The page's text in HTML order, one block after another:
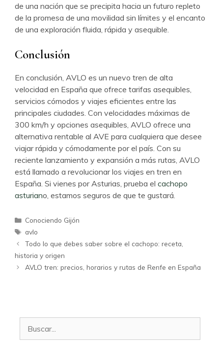
de una nación que se precipita hacia un futuro repleto
de la promesa de una movilidad sin límites y el encanto
de una exploración fluida, rápida y asequible.
Conclusión
En conclusión, AVLO es un nuevo tren de alta
velocidad en España que ofrece tarifas asequibles,
servicios cómodos y viajes eficientes entre las
principales ciudades. Con velocidades máximas de
300 km/h y opciones asequibles, AVLO ofrece una
alternativa rentable al AVE para cualquiera que desee
viajar rápida y cómodamente por el país. Con su
reciente lanzamiento y expansión a más rutas, AVLO
está llamado a revolucionar los viajes en tren en
España. Si vienes por Asturias, prueba el cachopo
asturiano, estamos seguros de que te gustará.
Categorías
Conociendo Gijón
Etiquetas
avlo
Todo lo que debes saber sobre el cachopo: receta,
historia y origen
AVLO tren: precios, horarios y rutas de Renfe en España